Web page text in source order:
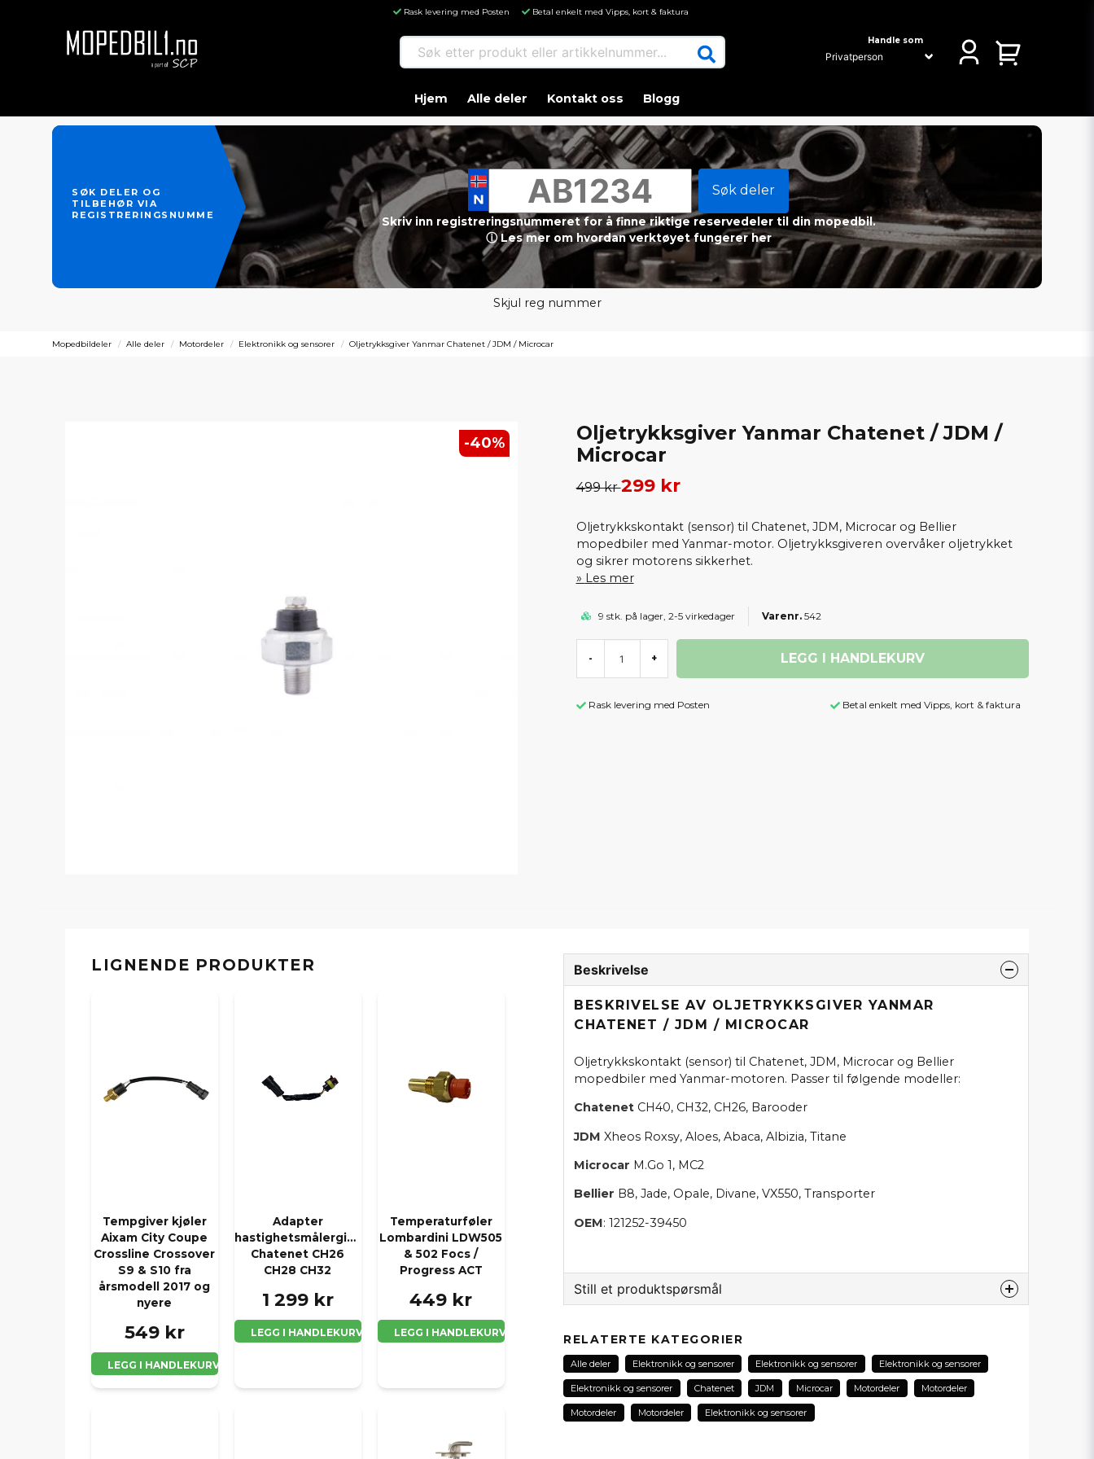
Rask levering med Posten Betal enkelt med Vipps, kort & faktura
Søk etter produkt eller artikkelnummer... Handle som
Hjem Alle deler Kontakt oss Blogg
SØK DELER OG
TILBEHØR VIA
REGISTRERINGSNUMMER
Søk deler
Skriv inn registreringsnummeret for å finne riktige reservedeler til din mopedbil.
ⓘ Les mer om hvordan verktøyet fungerer her
Skjul reg nummer
Mopedbildeler Alle deler Motordeler Elektronikk og sensorer Oljetrykksgiver Yanmar Chatenet / JDM / Microcar
-40%
Oljetrykksgiver Yanmar Chatenet / JDM /
Microcar
499 kr299 kr
Oljetrykkskontakt (sensor) til Chatenet, JDM, Microcar og Bellier
mopedbiler med Yanmar-motor. Oljetrykksgiveren overvåker oljetrykket
og sikrer motorens sikkerhet.
Les mer
9 stk. på lager, 2-5 virkedager 542
- + LEGG I HANDLEKURV
Rask levering med Posten Betal enkelt med Vipps, kort & faktura
LIGNENDE PRODUKTER
Tempgiver kjøler
Aixam City Coupe
Crossline Crossover
S9 & S10 fra
årsmodell 2017 og
nyere
549 kr
LEGG I HANDLEKURV
Adapter
hastighetsmålergiver
Chatenet CH26
CH28 CH32
1 299 kr
LEGG I HANDLEKURV
Temperaturføler
Lombardini LDW505
& 502 Focs /
Progress ACT
449 kr
LEGG I HANDLEKURV
Beskrivelse
BESKRIVELSE AV OLJETRYKKSGIVER YANMAR
CHATENET / JDM / MICROCAR
Oljetrykkskontakt (sensor) til Chatenet, JDM, Microcar og Bellier
mopedbiler med Yanmar-motoren. Passer til følgende modeller:
Chatenet CH40, CH32, CH26, Barooder
JDM Xheos Roxsy, Aloes, Abaca, Albizia, Titane
Microcar M.Go 1, MC2
Bellier B8, Jade, Opale, Divane, VX550, Transporter
OEM: 121252-39450
Still et produktspørsmål
Spør oss noe om dette produktet...
name
Navn email
RELATERTE KATEGORIER
Alle deler Elektronikk og sensorer Elektronikk og sensorer Elektronikk og sensorer
Elektronikk og sensorer Chatenet JDM Microcar Motordeler Motordeler
Motordeler Motordeler Elektronikk og sensorer